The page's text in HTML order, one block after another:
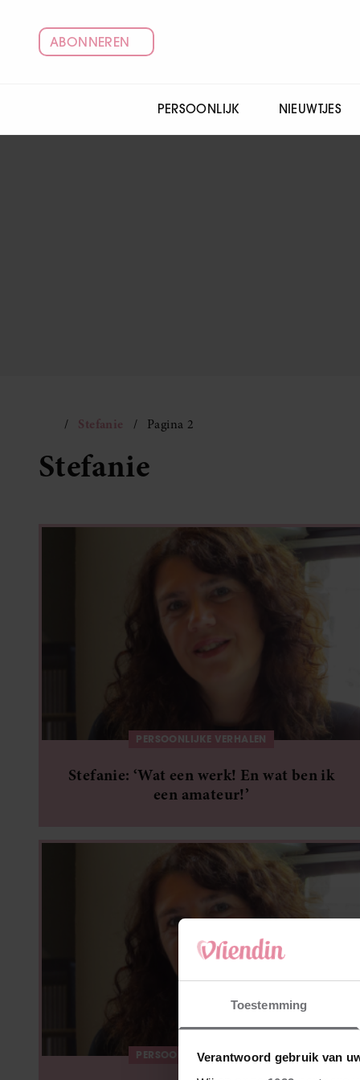
Toestemming
Verantwoord gebruik van
ABONNEREN
PERSOONLIJK NIEUWTJES
Stefanie Pagina 2
Stefanie
PERSOONLIJKE VERHALEN
Stefanie: ‘Wat een werk! En wat ben ik
een amateur!’
PERSOONLIJKE VERHALEN